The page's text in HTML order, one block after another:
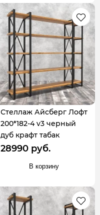
Стеллаж Айсберг Лофт
200*182-4 v3 черный
дуб крафт табак
28990 руб.
В корзину